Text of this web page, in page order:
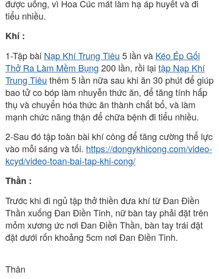
được uống, vì Hoa Cúc mát làm hạ áp huyết và đi
tiểu nhiều.
Khí :
1-Tập bài Nạp Khí Trung Tiêu 5 lần và Kéo Ép Gối
Thở Ra Làm Mềm Bụng 200 lần, rồi lại tập Nạp Khí
Trung Tiêu thêm 5 lần nữa sau khi ăn 30 phút để giúp
bao tử co bóp làm nhuyễn thức ăn, để tăng tính hấp
thụ và chuyển hóa thức ăn thành chất bổ, và làm
mạnh chức năng thận để chữa bệnh đi tiểu nhiều.
2-Sau đó tập toàn bài khí công để tăng cường thể lực
vào mỗi sáng và tối. https://dongykhicong.com/video-
kcyd/video-toan-bai-tap-khi-cong/
Thần :
Trước khi đi ngủ tập thở thiền đưa khí từ Đan Điền
Thần xuống Đan Điền Tinh, nữ bàn tay phải đặt trên
mỏm xương ức nơi Đan Điền Thần, bàn tay trái đặt
đặt dưới rốn khoảng 5cm nơi Đan Điền Tinh.
Thân